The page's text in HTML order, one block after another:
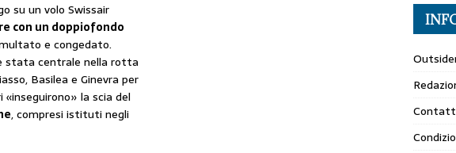
su un volo Swissair
con un doppiofondo
e congedato.
stata centrale nella rotta
Basilea e Ginevra per
la scia del
, compresi istituti negli